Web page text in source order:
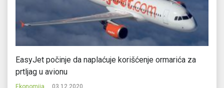
EasyJet počinje da naplaćuje korišćenje ormarića za
prtljag u avionu